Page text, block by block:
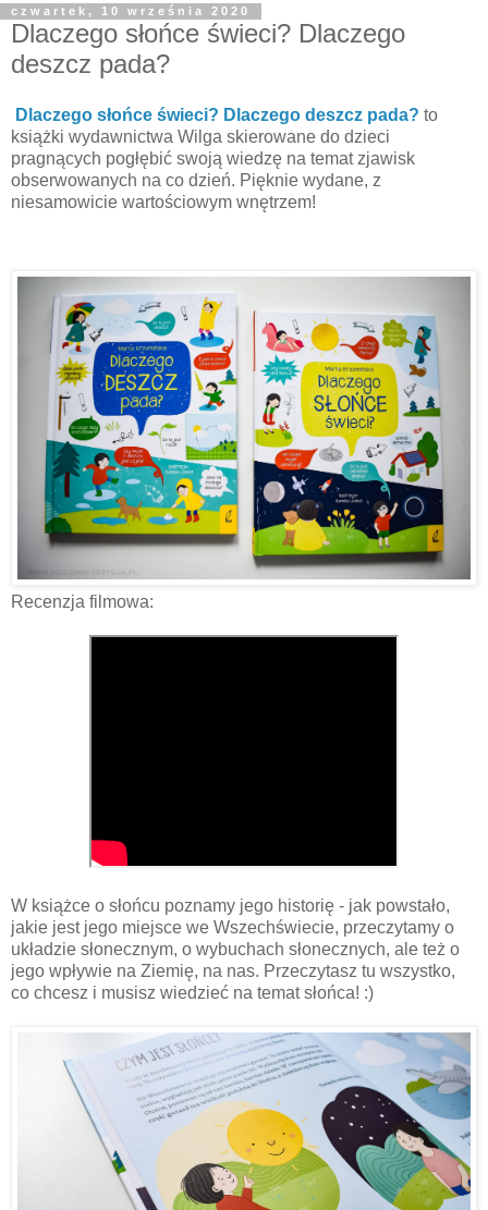
czwartek, 10 września 2020
Dlaczego słońce świeci? Dlaczego
deszcz pada?
Dlaczego słońce świeci? Dlaczego deszcz pada? to
książki wydawnictwa Wilga skierowane do dzieci
pragnących pogłębić swoją wiedzę na temat zjawisk
obserwowanych na co dzień. Pięknie wydane, z
niesamowicie wartościowym wnętrzem!
Recenzja filmowa:
W książce o słońcu poznamy jego historię - jak powstało,
jakie jest jego miejsce we Wszechświecie, przeczytamy o
układzie słonecznym, o wybuchach słonecznych, ale też o
jego wpływie na Ziemię, na nas. Przeczytasz tu wszystko,
co chcesz i musisz wiedzieć na temat słońca! :)